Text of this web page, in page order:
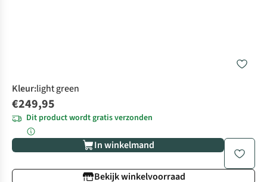
Kleur:light green
€249,95
Dit product wordt gratis verzonden
In winkelmand
Bekijk winkelvoorraad